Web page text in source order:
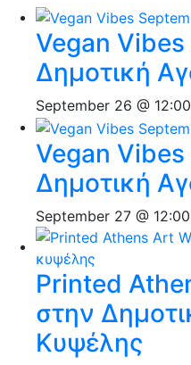
Vegan
Δημοτική
September 26 @ 12:00
Vegan
Δημοτική
September 27 @ 12:00
Printed
στην
Κυψέλης